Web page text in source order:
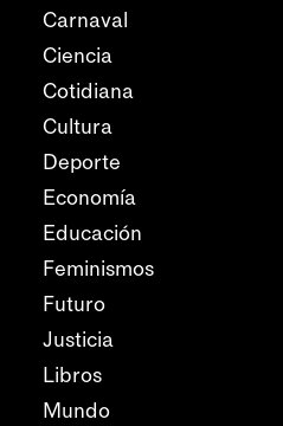
Carnaval
Ciencia
Cotidiana
Cultura
Deporte
Economía
Educación
Feminismos
Futuro
Justicia
Libros
Mundo